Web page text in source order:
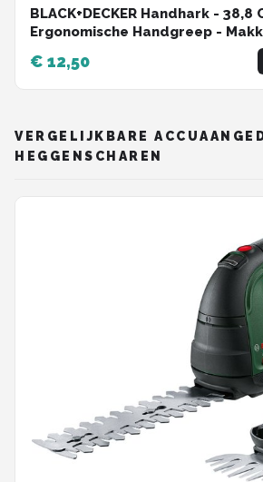
BLACK+DECKER Handhark - 38,8
Ergonomische Handgreep -
€ 12,50
VERGELIJKBARE
HEGGENSCHAREN